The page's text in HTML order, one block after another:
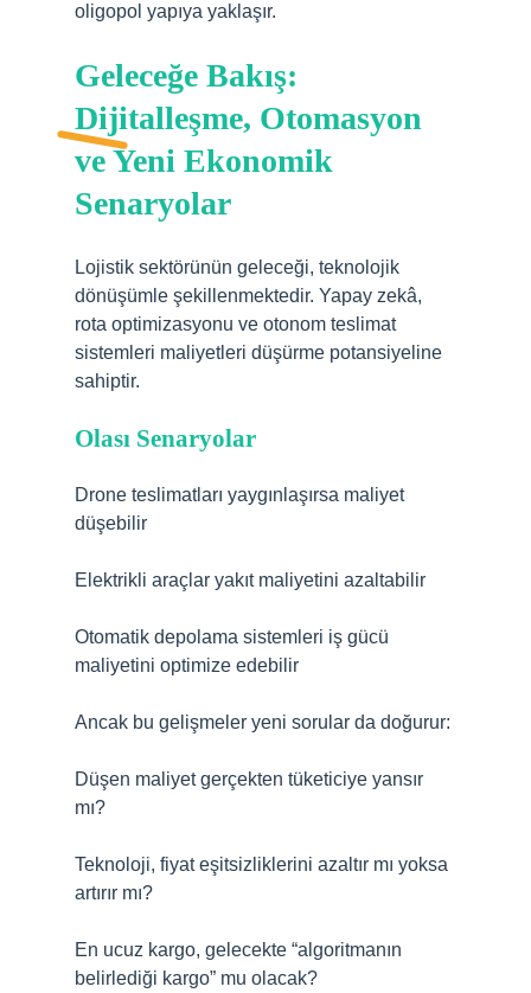
oligopol yapıya yaklaşır.
Geleceğe Bakış:
Dijitalleşme, Otomasyon
ve Yeni Ekonomik
Senaryolar
Lojistik sektörünün geleceği, teknolojik
dönüşümle şekillenmektedir. Yapay zekâ,
rota optimizasyonu ve otonom teslimat
sistemleri maliyetleri düşürme potansiyeline
sahiptir.
Olası Senaryolar
Drone teslimatları yaygınlaşırsa maliyet
düşebilir
Elektrikli araçlar yakıt maliyetini azaltabilir
Otomatik depolama sistemleri iş gücü
maliyetini optimize edebilir
Ancak bu gelişmeler yeni sorular da doğurur:
Düşen maliyet gerçekten tüketiciye yansır
mı?
Teknoloji, fiyat eşitsizliklerini azaltır mı yoksa
artırır mı?
En ucuz kargo, gelecekte “algoritmanın
belirlediği kargo” mu olacak?